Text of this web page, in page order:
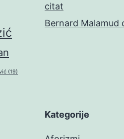
(19)
citat
Bernard Malamud
Kategorije